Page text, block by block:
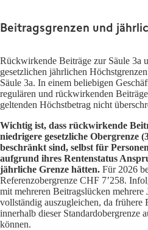
Beitragsgrenzen und
Rückwirkende Beiträge zur Säule 3a
gesetzlichen jährlichen
Säule 3a. In einem beliebigen
regulären und rückwirkenden
geltenden Höchstbetrag nicht
Wichtig ist, dass rückwirkende
niedrigere gesetzliche Obergrenze
beschränkt sind, selbst für
aufgrund ihres Rentenstatus
jährliche Grenze hätten. Für 2026
Referenzobergrenze CHF 7’258.
mit mehreren Beitragslücken mehrere
vollständig auszugleichen, da frühere
innerhalb dieser Standardobergrenze
können.